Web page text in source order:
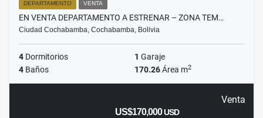
DEPARTAMENTO VENTA
EN VENTA DEPARTAMENTO A ESTRENAR – ZONA TEM…
Ciudad Cochabamba, Cochabamba, Bolivia
4 Dormitorios 1 Garaje
4 Baños 170.26Área m2
Venta
US$170,000USD